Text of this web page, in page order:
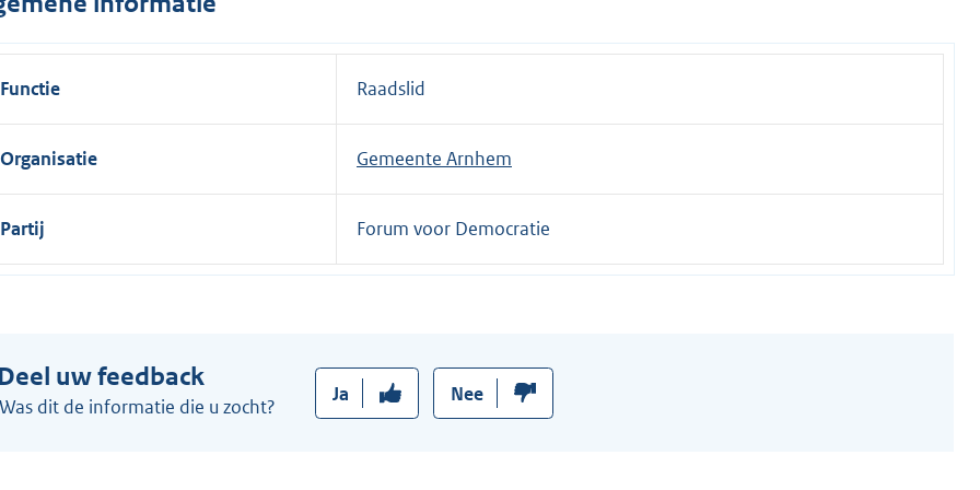
e
n
:
Functie Raadslid
Organisatie Gemeente Arnhem
Partij Forum voor Democratie
uw feedback
Was dit de informatie die u zocht?
Ja Nee